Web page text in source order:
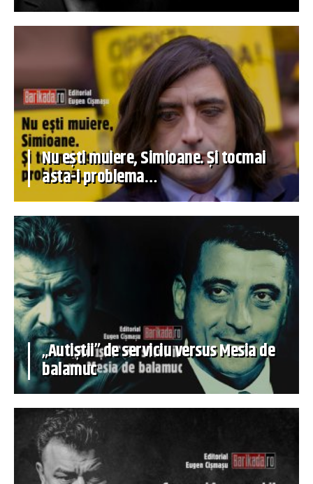
Nu ești muiere, Simioane. Și tocmai
asta-i problema…
„Autiștii” de serviciu versus Mesia de
balamuc